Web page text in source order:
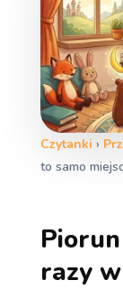
Czytanki ›
to samo
razy